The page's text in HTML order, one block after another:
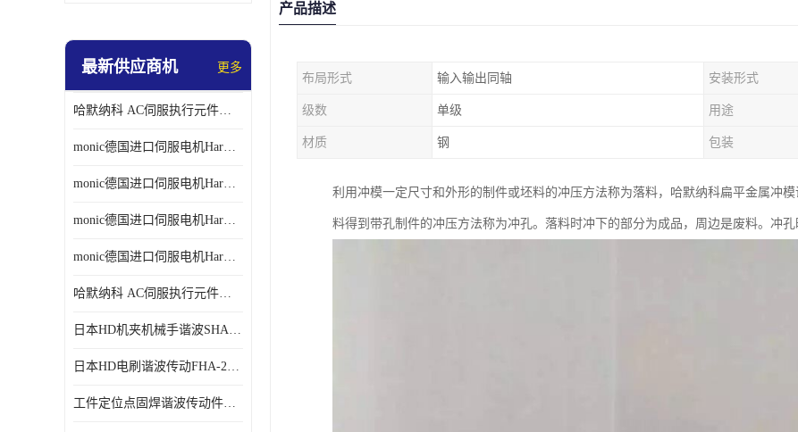
最新供应商机 更多
哈默纳科 AC伺服执行元件扁平型SHA系列 议价
monic德国进口伺服电机Har中国总代理单价
monic德国进口伺服电机Har中国总代理代理
monic德国进口伺服电机Har中国总代理公司
monic德国进口伺服电机Har中国总代理供应
哈默纳科 AC伺服执行元件扁平型SHA系列
日本HD机夹机械手谐波SHA32A120CG-B12B
日本HD电刷谐波传动FHA-25C-50-E250-C
工件定位点固焊谐波传动件哈默纳科CSF-45-100-2UH
产品描述
布局形式 输入输出同轴 安装形式
级数 单级 用途
材质 钢 包装
利用冲模一定尺寸和外形的制件或坯料的冲压方法称为落料，哈默纳科扁平金属冲
料得到带孔制件的冲压方法称为冲孔。落料时冲下的部分为成品，周边是废料。冲孔